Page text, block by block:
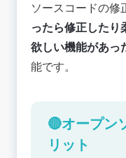
ソースコードの修
ったら修正したり
欲しい機能があっ
能です。
🔴オープン
リット